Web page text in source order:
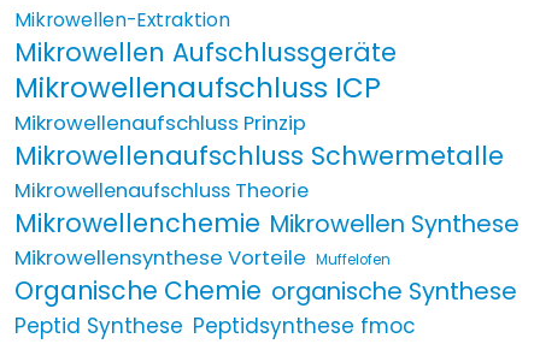
Mikrowellen-Extraktion
Mikrowellen Aufschlussgeräte
Mikrowellenaufschluss ICP
Mikrowellenaufschluss Prinzip
Mikrowellenaufschluss Schwermetalle
Mikrowellenaufschluss Theorie
Mikrowellenchemie Mikrowellen Synthese
Mikrowellensynthese Vorteile Muffelofen
Organische Chemie organische Synthese
Peptid Synthese Peptidsynthese fmoc